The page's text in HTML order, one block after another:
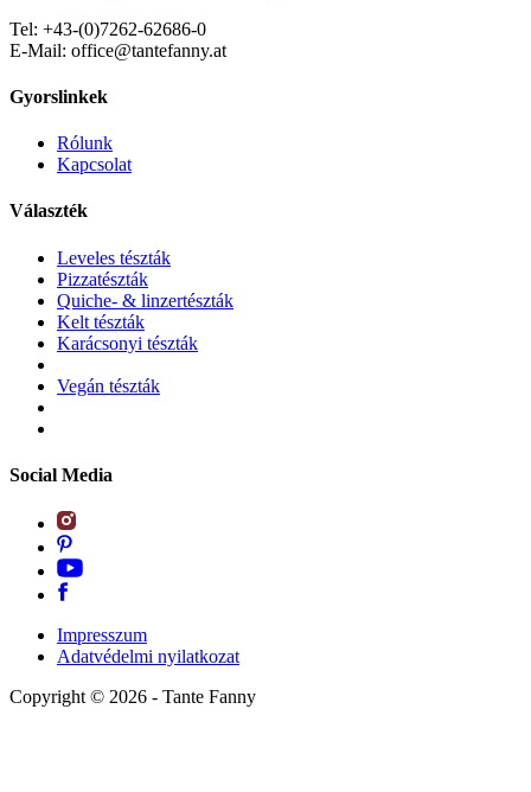
Tel: +43-(0)7262-62686-0
E-Mail: office@tantefanny.at
Gyorslinkek
Rólunk
Kapcsolat
Választék
Leveles tészták
Pizzatészták
Quiche- & linzertészták
Kelt tészták
Karácsonyi tészták
Vegán tészták
Social Media
Impresszum
Adatvédelmi nyilatkozat
Copyright © 2026 - Tante Fanny